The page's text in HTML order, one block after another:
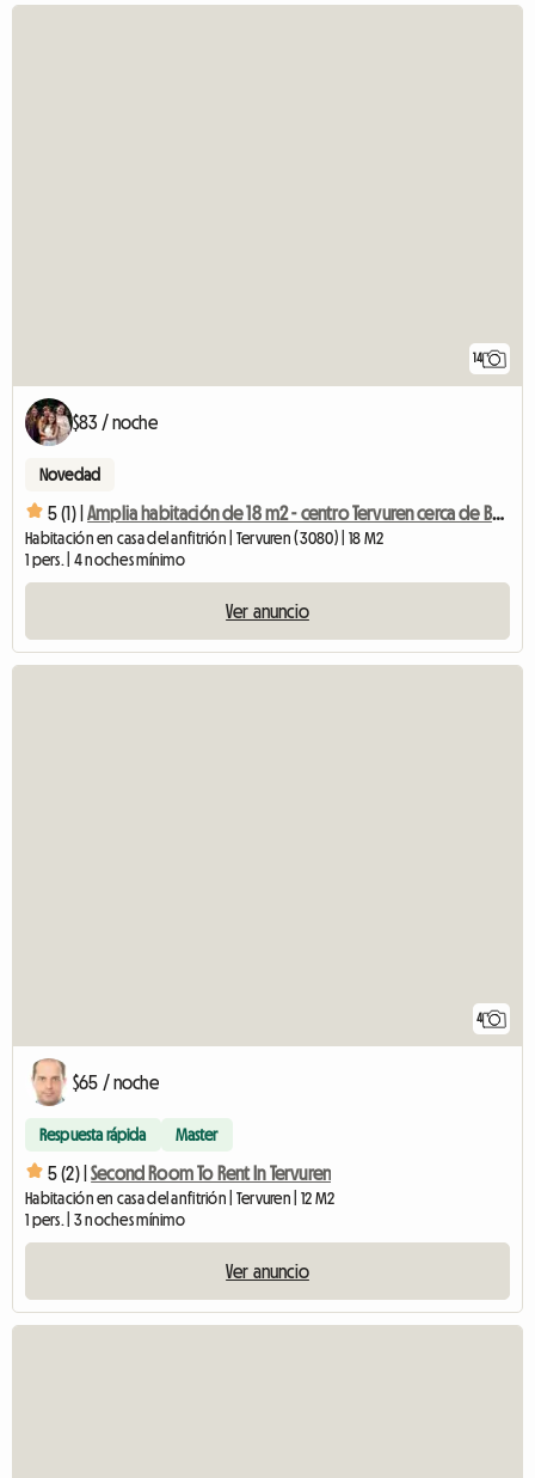
14
$83 / noche
Novedad
5 (1) | Amplia habitación de 18 m2 - centro Tervuren cerca de Bruselas/Lovaina
Habitación en casa del anfitrión | Tervuren (3080) | 18 M2
1 pers. | 4 noches mínimo
Ver anuncio
4
$65 / noche
Respuesta rápida Master
5 (2) | Second Room To Rent In Tervuren
Habitación en casa del anfitrión | Tervuren | 12 M2
1 pers. | 3 noches mínimo
Ver anuncio